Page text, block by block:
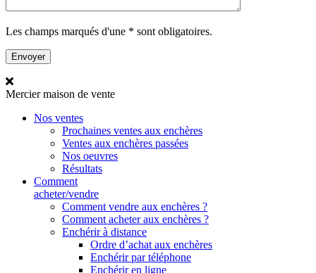
Les champs marqués d'une * sont obligatoires.
Merciermaison de vente
Nos ventes
Prochaines ventes aux enchères
Ventes aux enchères passées
Nos oeuvres
Résultats
Comment
acheter/vendre
Comment vendre aux enchères ?
Comment acheter aux enchères ?
Enchérir à distance
Ordre d’achat aux enchères
Enchérir par téléphone
Enchérir en ligne